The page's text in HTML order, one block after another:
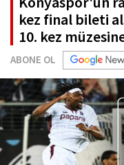
kez final bileti
10. kez
ABONE OL